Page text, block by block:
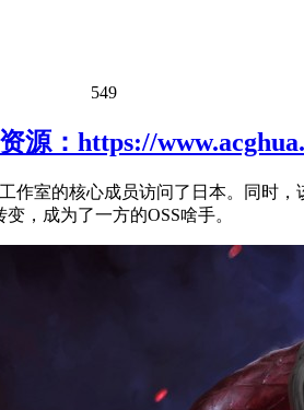
549
源：https://
工作室的核心成员访问了日本。同
，成为了一方的OSS啥手。